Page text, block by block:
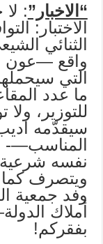
“الاخبار”:
الاختبار:
الثنائي
واقع —عون
التي
ما عدد
للتوزير،
سيقدّمه اديب
المناسب—-
نفسه شرعية
ويتصرف
وفد جمعية
أملاك
بفقركم!